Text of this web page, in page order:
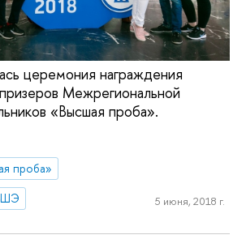
церемония награждения
Межрегиональной
«Высшая проба».
проба»
5 июня, 2018 г.